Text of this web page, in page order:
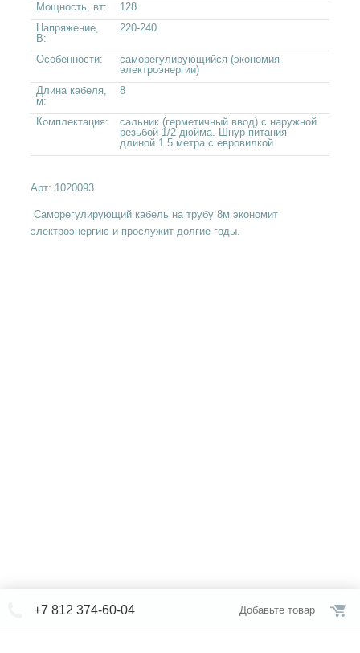
Мощность, вт:
128
Напряжение,
В:
220-240
Особенности:
саморегулирующийся (экономия
электроэнергии)
Длина кабеля,
м:
8
Комплектация:
сальник (герметичный ввод) с наружной
резьбой 1/2 дюйма. Шнур питания
длиной 1.5 метра с евровилкой
Арт: 1020093
Саморегулирующий кабель на трубу 8м экономит
электроэнергию и прослужит долгие годы.
+7 812 374-60-04 Добавьте товар